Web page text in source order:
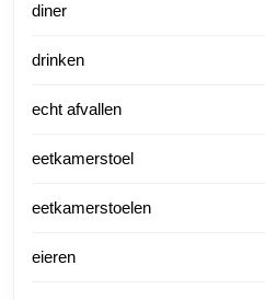
diner
drinken
echt afvallen
eetkamerstoel
eetkamerstoelen
eieren